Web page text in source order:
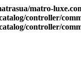
matro-
controller/
controller/